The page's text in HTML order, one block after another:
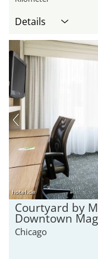
Details
hotel.de
Courtyard by
Downtown
Chicago